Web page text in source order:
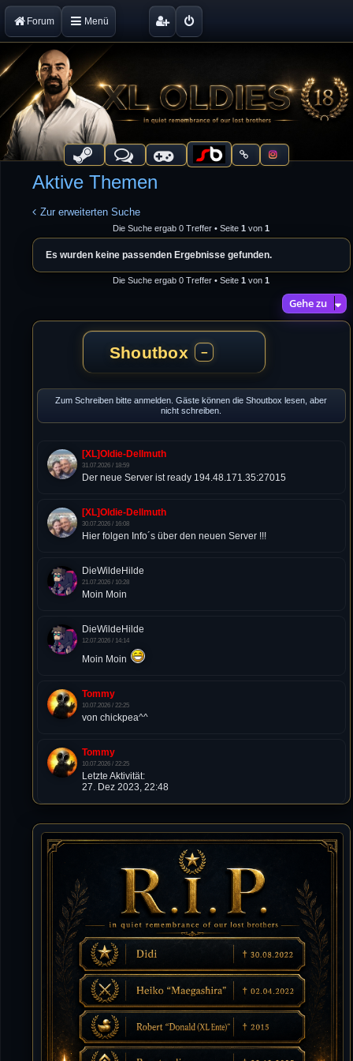
Forum Menü
Aktive Themen
Zur erweiterten Suche
Die Suche ergab 0 Treffer • Seite1 von1
Es wurden keine passenden Ergebnisse gefunden.
Die Suche ergab 0 Treffer • Seite1 von1
Gehe zu
Shoutbox −
Zum Schreiben bitte anmelden. Gäste können die Shoutbox lesen, aber
nicht schreiben.
[XL]Oldie-Dellmuth
31.07.2026 / 18:59
Der neue Server ist ready 194.48.171.35:27015
[XL]Oldie-Dellmuth
30.07.2026 / 16:08
Hier folgen Info´s über den neuen Server !!!
DieWildeHilde
21.07.2026 / 10:28
Moin Moin
DieWildeHilde
12.07.2026 / 14:14
Moin Moin
Tommy
10.07.2026 / 22:25
von chickpea^^
Tommy
10.07.2026 / 22:25
Letzte Aktivität:
27. Dez 2023, 22:48
DieWildeHilde
10.07.2026 / 12:48
Happy Birthday Chickpea
DieWildeHilde
10.07.2026 / 10:08
Hallo meine Lieben!
Isimiyaki
10.07.2026 / 00:34
Alles gute chickpea
Mojochilla
02.07.2026 / 15:53
Was geht aaaaaaaaaaaab